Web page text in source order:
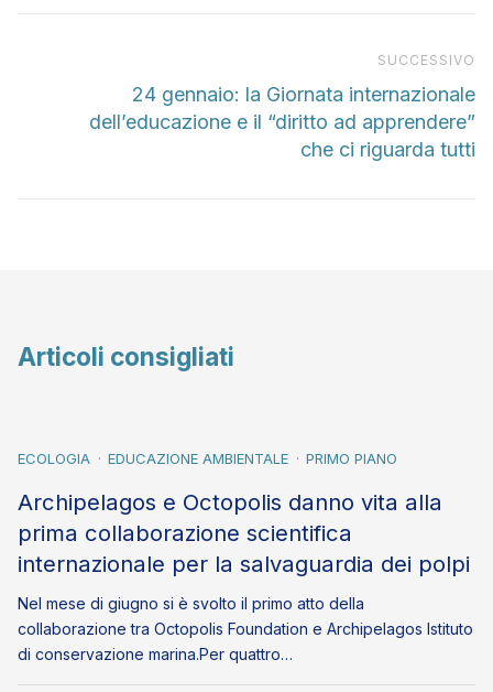
SUCCESSIVO
24 gennaio: la Giornata internazionale
dell’educazione e il “diritto ad apprendere”
che ci riguarda tutti
Articoli consigliati
ECOLOGIA EDUCAZIONE AMBIENTALE PRIMO PIANO
Archipelagos e Octopolis danno vita alla
prima collaborazione scientifica
internazionale per la salvaguardia dei polpi
Nel mese di giugno si è svolto il primo atto della
collaborazione tra Octopolis Foundation e Archipelagos Istituto
di conservazione marina.Per quattro…